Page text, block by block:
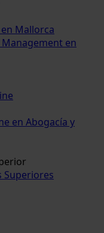
Mallorca
Management en
en Abogacía y
Superiores